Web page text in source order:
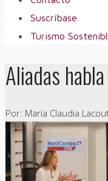
Suscríbase
Turismo
Aliadas
Por: María Claudia